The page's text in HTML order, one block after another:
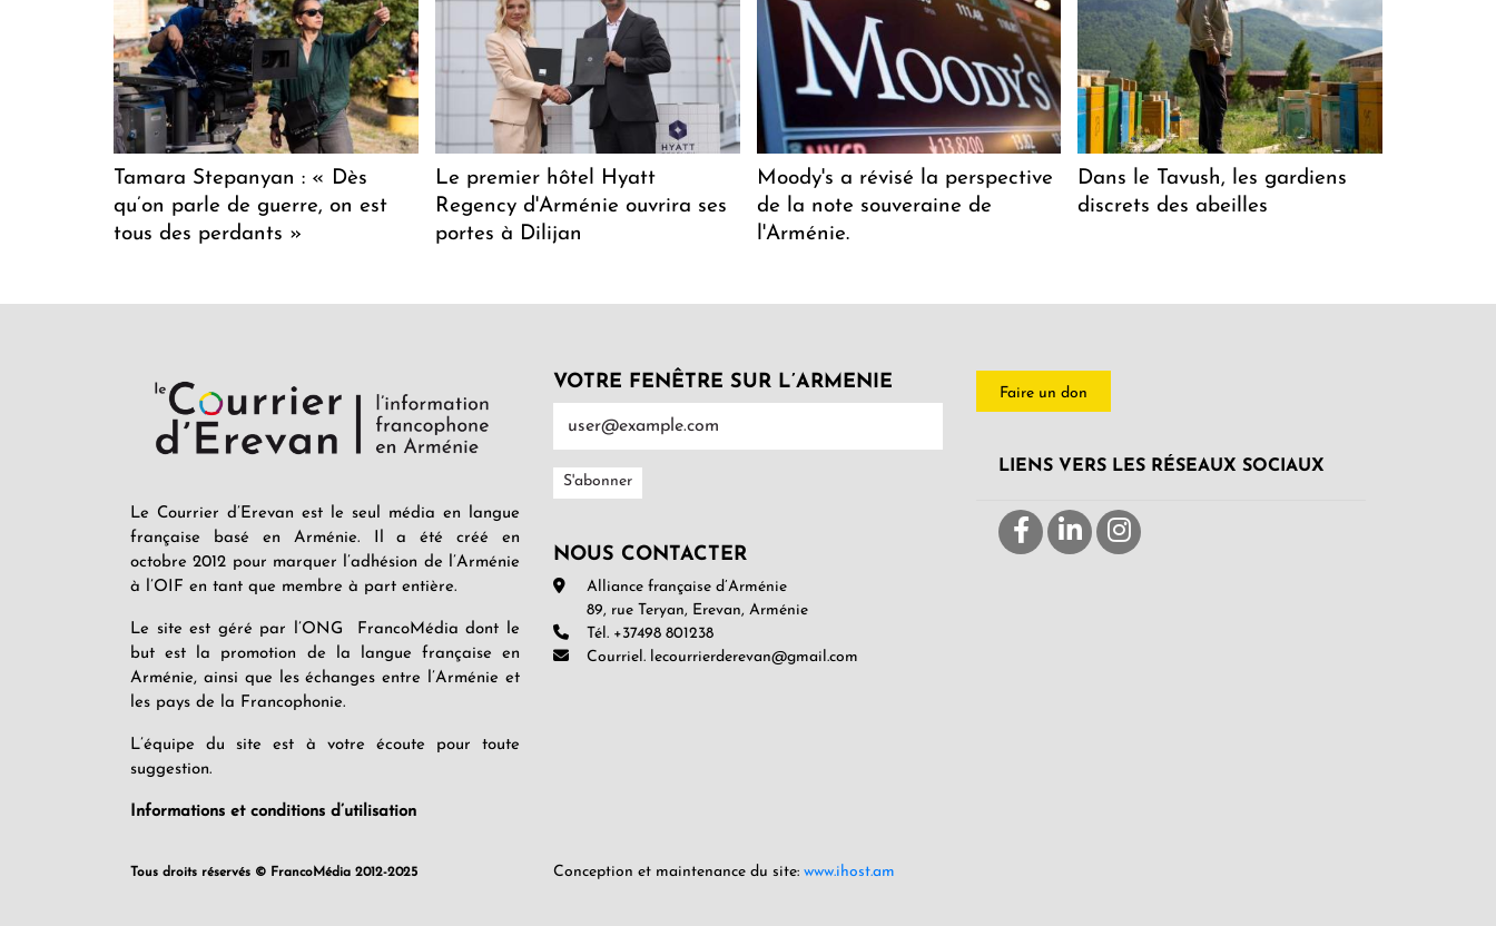
Tamara Stepanyan : « Dès
qu’on parle de guerre, on est
tous des perdants »
Le premier hôtel Hyatt
Regency d'Arménie ouvrira ses
portes à Dilijan
Moody's a révisé la perspective
de la note souveraine de
l'Arménie.
Dans le Tavush, les gardiens
discrets des abeilles
Le Courrier d’Erevan est le seul média en langue
française basé en Arménie. Il a été créé en
octobre 2012 pour marquer l’adhésion de l’Arménie
à l’OIF en tant que membre à part entière.
Le site est géré par l’ONG FrancoMédia dont le
but est la promotion de la langue française en
Arménie, ainsi que les échanges entre l’Arménie et
les pays de la Francophonie.
L’équipe du site est à votre écoute pour toute
suggestion.
Informations et conditions d’utilisation
Tous droits réservés © FrancoMédia 2012-2025
VOTRE FENÊTRE SUR L’ARMENIE
NOUS CONTACTER
Alliance française d’Arménie
89, rue Teryan, Erevan, Arménie
Tél. +37498 801238
Courriel. lecourrierderevan@gmail.com
Conception et maintenance du site: www.ihost.am
Faire un don
LIENS VERS LES RÉSEAUX SOCIAUX